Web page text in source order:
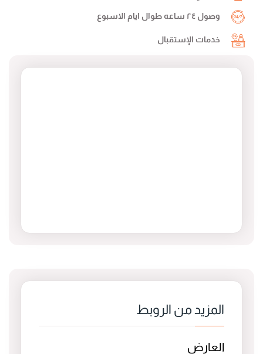
المزيد من الروبط
العارض
وصول ٢٤ ساعه طوال ايام الاسبوع
خدمات الإستقبال